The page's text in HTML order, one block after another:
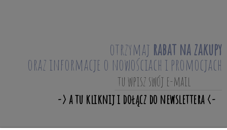
otrzymaj rabat na zakupy
oraz informacje o nowościach i promocjach